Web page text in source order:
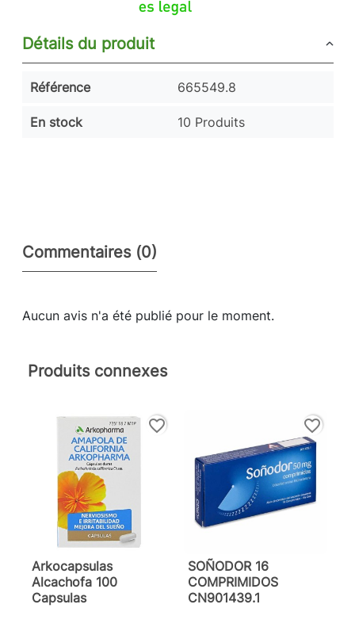
Détails du produit
Référence 665549.8
En stock 10 Produits
Commentaires (0)
Aucun avis n'a été publié pour le moment.
Produits connexes
favorite_border
Arkocapsulas
Alcachofa 100
Capsulas
favorite_border
SOÑODOR 16
COMPRIMIDOS
CN901439.1